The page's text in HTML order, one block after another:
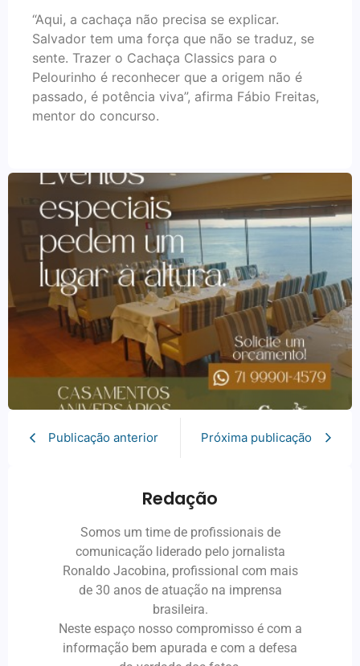
“Aqui, a cachaça não precisa se explicar.
Salvador tem uma força que não se traduz, se
sente. Trazer o Cachaça Classics para o
Pelourinho é reconhecer que a origem não é
passado, é potência viva”, afirma Fábio Freitas,
mentor do concurso.
Publicação anterior Próxima publicação
Redação
Somos um time de profissionais de
comunicação liderado pelo jornalista
Ronaldo Jacobina, profissional com mais
de 30 anos de atuação na imprensa
brasileira.
Neste espaço nosso compromisso é com a
informação bem apurada e com a defesa